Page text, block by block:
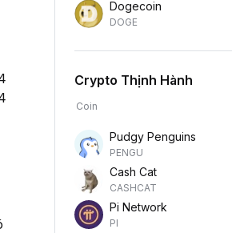
Dogecoin
DOGE
Crypto Thịnh Hành
Coin
Pudgy Penguins
PENGU
Cash Cat
CASHCAT
Pi Network
PI